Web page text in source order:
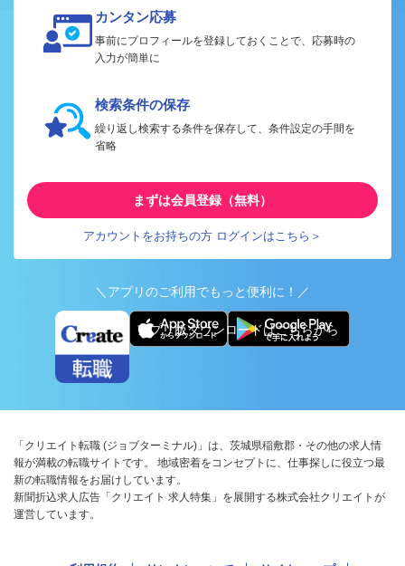
カンタン応募
事前にプロフィールを登録しておくことで、応募時の
入力が簡単に
検索条件の保存
繰り返し検索する条件を保存して、条件設定の手間を
省略
まずは会員登録（無料）
アカウントをお持ちの方 ログインはこちら＞
＼アプリのご利用でもっと便利に！／
アプリ版ダウンロードはこちらから
「クリエイト転職 (ジョブターミナル)」は、茨城県稲敷郡・その他の求人情
報が満載の転職サイトです。 地域密着をコンセプトに、仕事探しに役立つ最
新の転職情報をお届けしています。
新聞折込求人広告「クリエイト 求人特集」を展開する株式会社クリエイトが
運営しています。